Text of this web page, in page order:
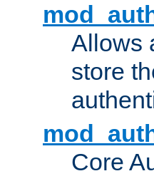
Allows
store
Core